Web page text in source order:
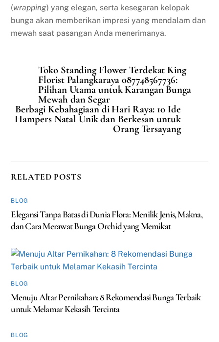
(wrapping) yang elegan, serta kesegaran kelopak
bunga akan memberikan impresi yang mendalam dan
mewah saat pasangan Anda menerimanya.
Toko Standing Flower Terdekat King
Florist Palangkaraya 087748567736:
Pilihan Utama untuk Karangan Bunga
Mewah dan Segar
Berbagi Kebahagiaan di Hari Raya: 10 Ide
Hampers Natal Unik dan Berkesan untuk
Orang Tersayang
RELATED POSTS
BLOG
Elegansi Tanpa Batas di Dunia Flora: Menilik Jenis, Makna,
dan Cara Merawat Bunga Orchid yang Memikat
BLOG
Menuju Altar Pernikahan: 8 Rekomendasi Bunga Terbaik
untuk Melamar Kekasih Tercinta
BLOG